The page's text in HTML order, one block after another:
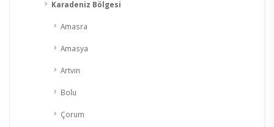
Karadeniz Bölgesi
Amasra
Amasya
Artvin
Bolu
Çorum